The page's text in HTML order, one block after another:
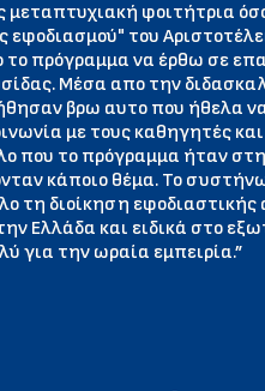
μεταπτυχιακή φοιτήτρια
εφοδιασμού" του
το πρόγραμμα να έρθω σε
Μέσα απο την
βρω αυτο που ήθελα
με τους καθηγητές
που το πρόγραμμα ήταν
κάποιο θέμα. Το
τη διοίκηση εφοδιαστικής
Ελλάδα και ειδικά στο
για την ωραία εμπειρία.”